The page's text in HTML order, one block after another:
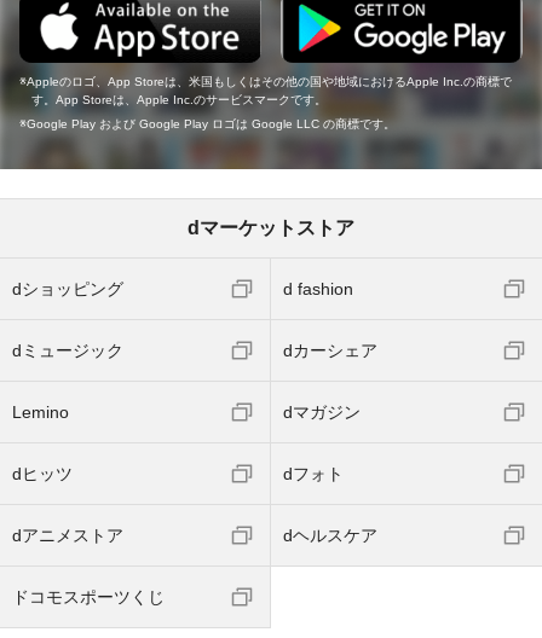
Appleのロゴ、App Storeは、米国もしくはその他の国や地域におけるApple Inc.の商標で
す。App Storeは、Apple Inc.のサービスマークです。
Google Play および Google Play ロゴは Google LLC の商標です。
dマーケットストア
dショッピング d fashion
dミュージック dカーシェア
Lemino dマガジン
dヒッツ dフォト
dアニメストア dヘルスケア
ドコモスポーツくじ